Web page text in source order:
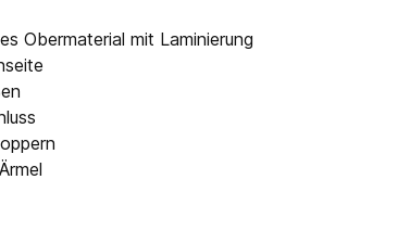
Obermaterial mit Laminierung